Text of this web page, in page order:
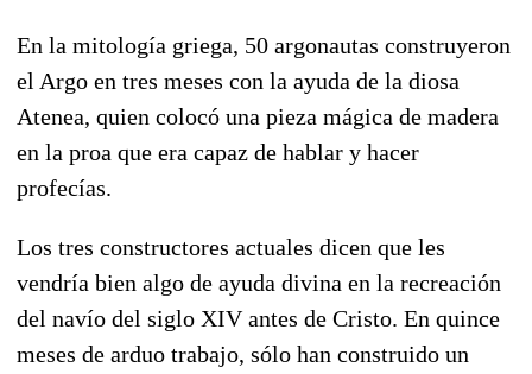
En la mitología griega, 50 argonautas construyeron
el Argo en tres meses con la ayuda de la diosa
Atenea, quien colocó una pieza mágica de madera
en la proa que era capaz de hablar y hacer
profecías.
Los tres constructores actuales dicen que les
vendría bien algo de ayuda divina en la recreación
del navío del siglo XIV antes de Cristo. En quince
meses de arduo trabajo, sólo han construido un